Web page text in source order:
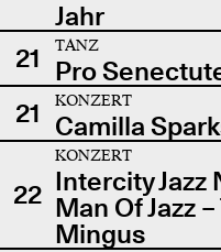
Jahr
21
TANZ
Pro
21
KONZERT
Camilla
22
KONZERT
Intercity Jazz
Man Of Jazz
Mingus